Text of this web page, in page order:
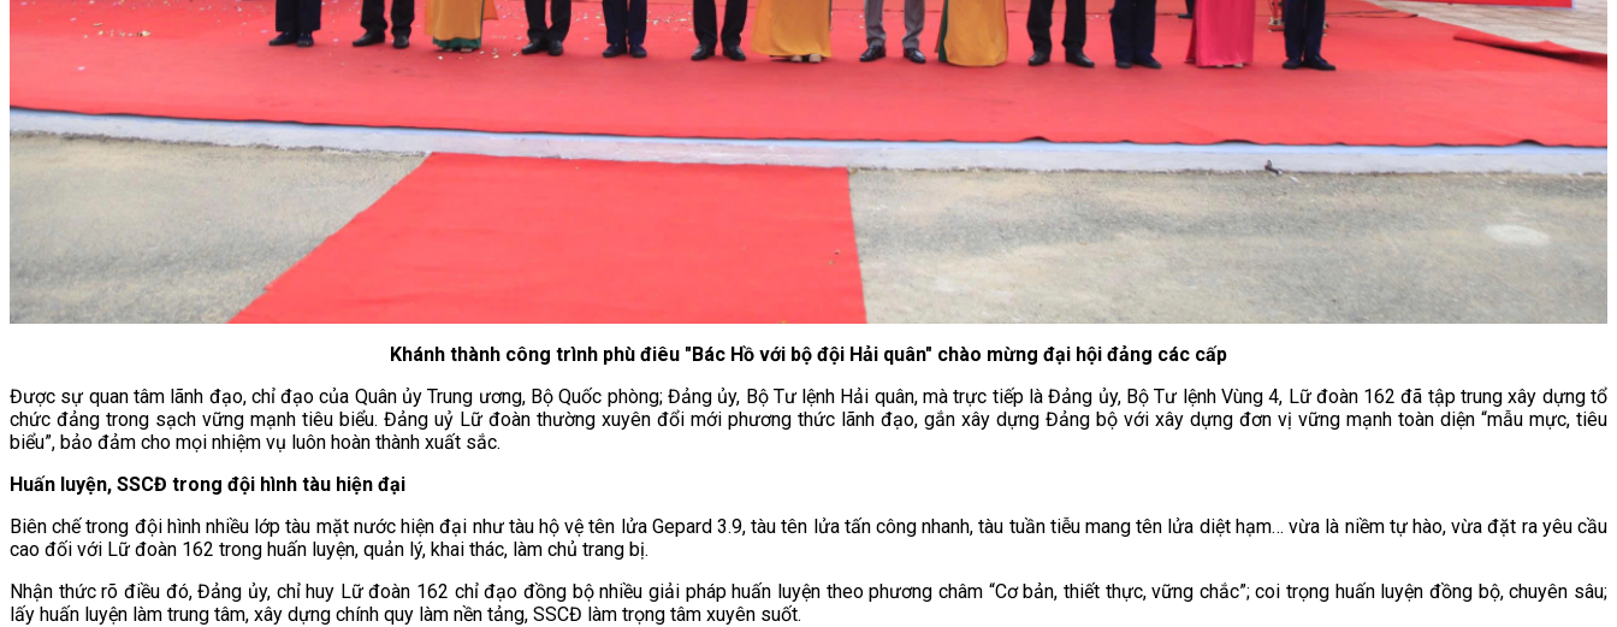
Khánh thành công trình phù điêu "Bác Hồ với bộ đội Hải quân" chào mừng đại hội đảng các cấp
Được sự quan tâm lãnh đạo, chỉ đạo của Quân ủy Trung ương, Bộ Quốc phòng; Đảng ủy, Bộ Tư lệnh Hải quân, mà trực tiếp là Đảng ủy, Bộ Tư lệnh Vùng 4, Lữ đoàn 162 đã tập trung xây dựng tổ
chức đảng trong sạch vững mạnh tiêu biểu. Đảng uỷ Lữ đoàn thường xuyên đổi mới phương thức lãnh đạo, gắn xây dựng Đảng bộ với xây dựng đơn vị vững mạnh toàn diện “mẫu mực, tiêu
biểu”, bảo đảm cho mọi nhiệm vụ luôn hoàn thành xuất sắc.
Huấn luyện, SSCĐ trong đội hình tàu hiện đại
Biên chế trong đội hình nhiều lớp tàu mặt nước hiện đại như tàu hộ vệ tên lửa Gepard 3.9, tàu tên lửa tấn công nhanh, tàu tuần tiễu mang tên lửa diệt hạm… vừa là niềm tự hào, vừa đặt ra yêu cầu
cao đối với Lữ đoàn 162 trong huấn luyện, quản lý, khai thác, làm chủ trang bị.
Nhận thức rõ điều đó, Đảng ủy, chỉ huy Lữ đoàn 162 chỉ đạo đồng bộ nhiều giải pháp huấn luyện theo phương châm “Cơ bản, thiết thực, vững chắc”; coi trọng huấn luyện đồng bộ, chuyên sâu;
lấy huấn luyện làm trung tâm, xây dựng chính quy làm nền tảng, SSCĐ làm trọng tâm xuyên suốt.